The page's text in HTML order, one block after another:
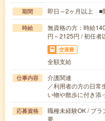
期間 即日～2ヶ月以上 ■
時給
無資格の方：時給
円～2125円 / 初任
交通費
全額支給
仕事内容
介護関連
／利用者の方の日
い物や散歩に付き
応募資格
職種未経験OK / ブラ
要